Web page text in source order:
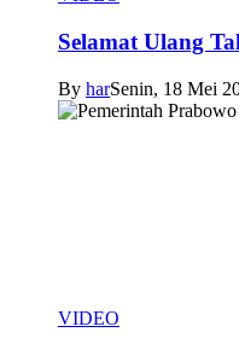
Selamat Ulang
By harSenin, 18 Mei
VIDEO